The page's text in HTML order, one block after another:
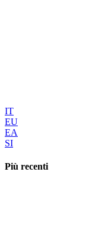
IT
EU
EA
SI
Più recenti